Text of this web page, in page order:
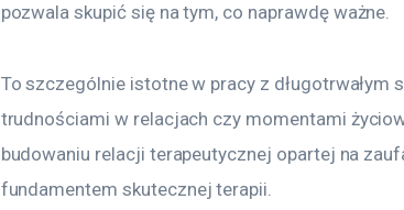
pozwala skupić się na tym, co naprawdę ważne.
To szczególnie istotne w pracy z długotrwałym
trudnościami w relacjach czy momentami
budowaniu relacji terapeutycznej opartej na
fundamentem skutecznej terapii.